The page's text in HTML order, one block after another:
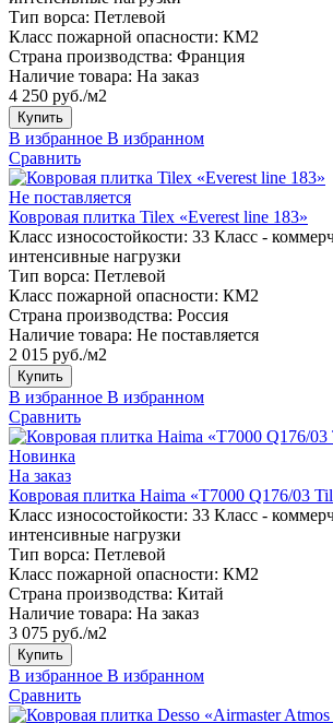
Тип ворса: Петлевой
Класс пожарной опасности: КМ2
Страна производства: Франция
Наличие товара: На заказ
4 250 руб./м2
Купить
В избранное В избранном
Сравнить
Не поставляется
Ковровая плитка Tilex «Everest line 183»
Класс износостойкости: 33 Класс -
интенсивные нагрузки
Тип ворса: Петлевой
Класс пожарной опасности: КМ2
Страна производства: Россия
Наличие товара: Не поставляется
2 015 руб./м2
Купить
В избранное В избранном
Сравнить
Новинка
На заказ
Ковровая плитка Haima «T7000 Q176/03
Класс износостойкости: 33 Класс -
интенсивные нагрузки
Тип ворса: Петлевой
Класс пожарной опасности: КМ2
Страна производства: Китай
Наличие товара: На заказ
3 075 руб./м2
Купить
В избранное В избранном
Сравнить